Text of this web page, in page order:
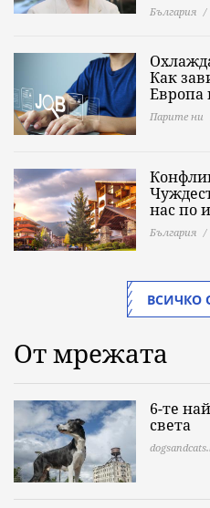
България
Как
Европа
Парите ни
нас по
България
ВСИЧКО
От мрежата
6-те
света